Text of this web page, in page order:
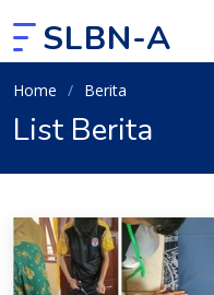
SLBN-A
Home Berita
List Berita